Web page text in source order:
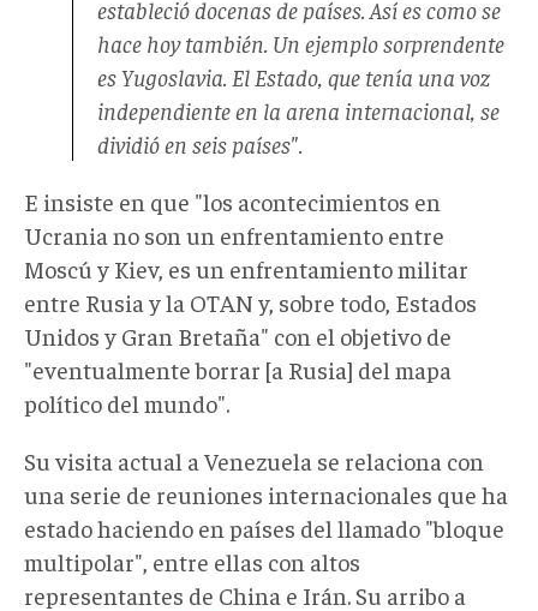
estableció docenas de países. Así es como se
hace hoy también. Un ejemplo sorprendente
es Yugoslavia. El Estado, que tenía una voz
independiente en la arena internacional, se
dividió en seis países".
E insiste en que "los acontecimientos en
Ucrania no son un enfrentamiento entre
Moscú y Kiev, es un enfrentamiento militar
entre Rusia y la OTAN y, sobre todo, Estados
Unidos y Gran Bretaña" con el objetivo de
"eventualmente borrar [a Rusia] del mapa
político del mundo".
Su visita actual a Venezuela se relaciona con
una serie de reuniones internacionales que ha
estado haciendo en países del llamado "bloque
multipolar", entre ellas con altos
representantes de China e Irán. Su arribo a